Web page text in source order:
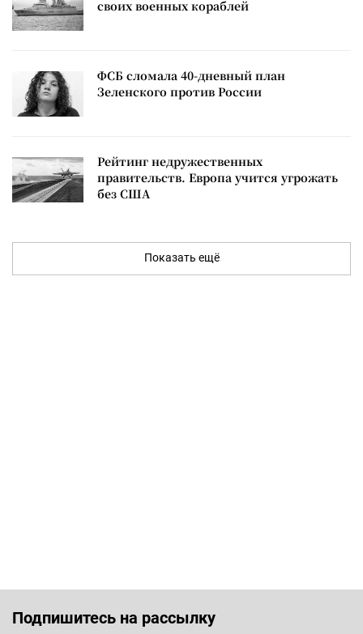
своих военных кораблей
ФСБ сломала 40-дневный план
Зеленского против России
Рейтинг недружественных
правительств. Европа учится угрожать
без США
Показать ещё
Подпишитесь на рассылку